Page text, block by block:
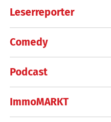
Leserreporter
Comedy
Podcast
ImmoMARKT